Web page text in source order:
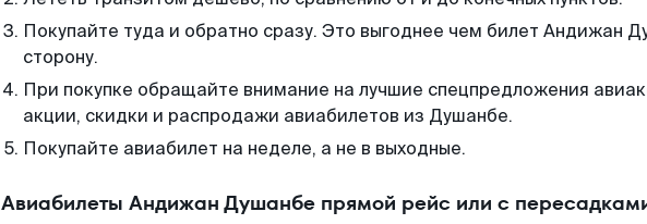
Покупайте туда и обратно сразу. Это выгоднее чем билет Андижан
сторону.
При покупке обращайте внимание на лучшие спецпредложения
акции, скидки и распродажи авиабилетов из Душанбе.
Покупайте авиабилет на неделе, а не в выходные.
Авиабилеты Андижан Душанбе прямой рейс или с